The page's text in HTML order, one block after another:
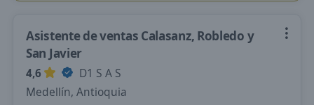
Asistente de ventas Calasanz, Robledo y
San Javier
4,6
D1 S A S
Medellín, Antioquia